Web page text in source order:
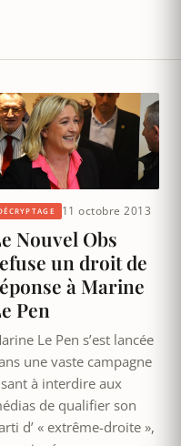
11 octobre 2013
Nouvel Obs
un droit de
à Marine
Pen
Le Pen s’est lancée
une vaste campagne
à interdire aux
de qualifier son
d’ « extrême-droite »,